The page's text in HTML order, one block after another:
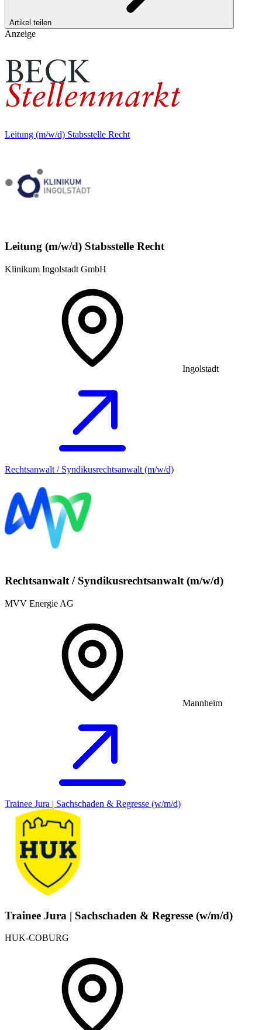
Artikel teilen
Anzeige
Leitung (m/w/d) Stabsstelle Recht
Leitung (m/w/d) Stabsstelle Recht
Klinikum Ingolstadt GmbH
Ingolstadt
Rechtsanwalt / Syndikusrechtsanwalt (m/w/d)
Rechtsanwalt / Syndikusrechtsanwalt (m/w/d)
MVV Energie AG
Mannheim
Trainee Jura | Sachschaden & Regresse (w/m/d)
Trainee Jura | Sachschaden & Regresse (w/m/d)
HUK-COBURG